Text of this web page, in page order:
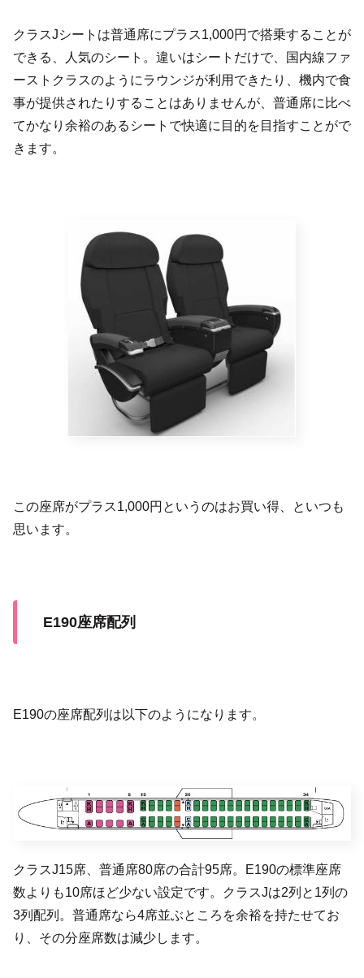
クラスJシートは普通席にプラス1,000円で搭乗することが
できる、人気のシート。違いはシートだけで、国内線ファ
ーストクラスのようにラウンジが利用できたり、機内で食
事が提供されたりすることはありませんが、普通席に比べ
てかなり余裕のあるシートで快適に目的を目指すことがで
きます。
この座席がプラス1,000円というのはお買い得、といつも
思います。
E190座席配列
E190の座席配列は以下のようになります。
クラスJ15席、普通席80席の合計95席。E190の標準座席
数よりも10席ほど少ない設定です。クラスJは2列と1列の
3列配列。普通席なら4席並ぶところを余裕を持たせてお
り、その分座席数は減少します。